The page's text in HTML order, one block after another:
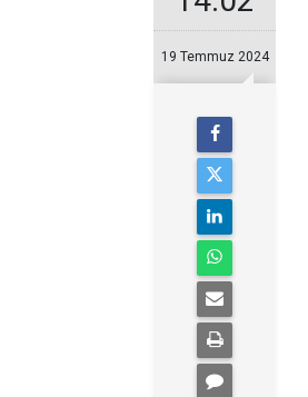
19 Temmuz 2024